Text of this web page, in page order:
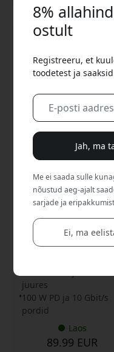
Satechi OntheGo
kokkupandav USB-C
statiiv ja jaotur 4K
100 W laadimise ja 7-
portidega iPadi ja
seadmete jaoks - Space
Reguleeritav iPadi
juures
100 W PD ja 10 Gbit/s
pordid
Laos
89.99 EUR
8%
ostult
Registreeru, et
toodetest ja
Jah, ma
Me ei saada sulle
nõustud aeg-ajalt
sarjade ja
Ei, ma
Kasuta seda